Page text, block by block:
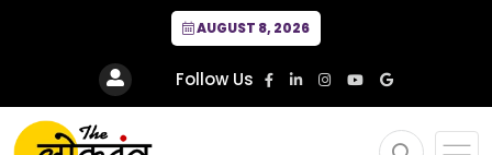
AUGUST 8, 2026
Follow Us